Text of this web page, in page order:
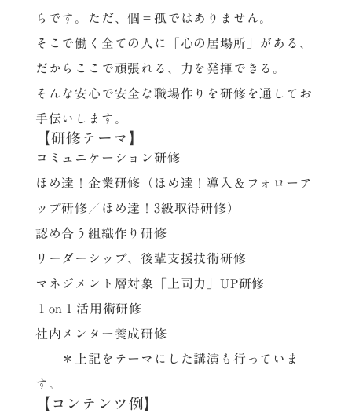
らです。ただ、個＝孤ではありません。
そこで働く全ての人に「心の居場所」がある、
だからここで頑張れる、力を発揮できる。
そんな安心で安全な職場作りを研修を通してお
手伝いします。
【研修テーマ】
コミュニケーション研修
ほめ達！企業研修（ほめ達！導入＆フォローア
ップ研修／ほめ達！3級取得研修）
認め合う組織作り研修
リーダーシップ、後輩支援技術研修
マネジメント層対象「上司力」UP研修
１on１活用術研修
社内メンター養成研修
＊上記をテーマにした講演も行っていま
す。
【コンテンツ例】